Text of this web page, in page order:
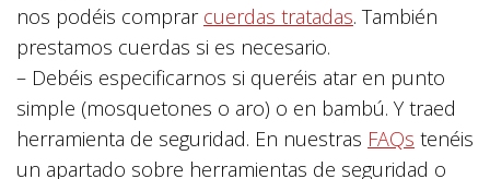
nos podéis comprar cuerdas tratadas. También
prestamos cuerdas si es necesario.
– Debéis especificarnos si queréis atar en punto
simple (mosquetones o aro) o en bambú. Y traed
herramienta de seguridad. En nuestras FAQs tenéis
un apartado sobre herramientas de seguridad o